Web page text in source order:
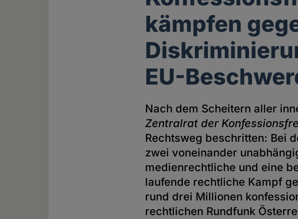
kämpfen
EU-
Nach dem Scheitern aller
Zentralrat der
Rechtsweg beschritten: Bei
zwei voneinander
medienrechtliche und eine
laufende rechtliche Kampf
rund drei Millionen
rechtlichen Rundfunk